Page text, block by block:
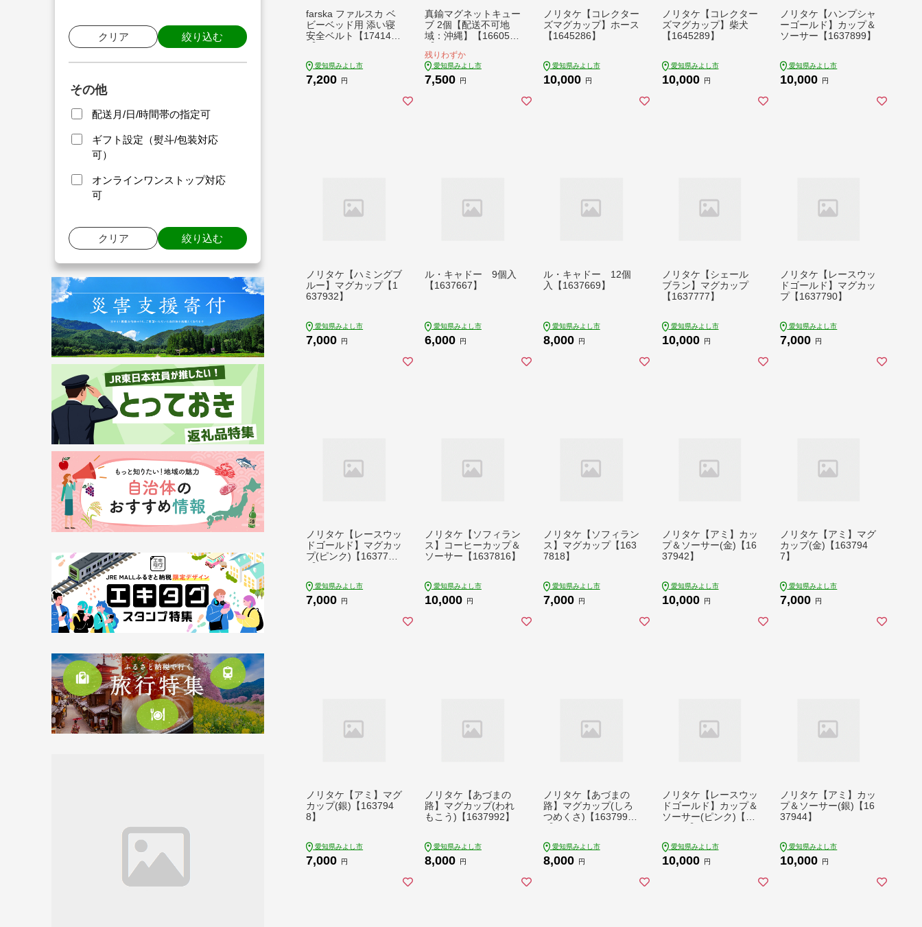
クリア 絞り込む
その他
配送月/日/時間帯の指定可
ギフト設定（熨斗/包装対応
可）
オンラインワンストップ対応
可
クリア 絞り込む
farska ファルスカ ベ
ビーベッド用 添い寝
安全ベルト【174141
愛知県みよし市
7,200 円
真鍮マグネットキュー
ブ 2個【配送不可地
域：沖縄】【166052
残りわずか
愛知県みよし市
7,500 円
ノリタケ【コレクター
ズマグカップ】ホース
【1645286】
愛知県みよし市
10,000 円
ノリタケ【コレクター
ズマグカップ】柴犬
【1645289】
愛知県みよし市
10,000 円
ノリタケ【ハンプシャ
ーゴールド】カップ＆
ソーサー【1637899】
愛知県みよし市
10,000 円
ノリタケ【ハミングブ
ルー】マグカップ【1
637932】
愛知県みよし市
7,000 円
ル・キャドー 9個入
【1637667】
愛知県みよし市
6,000 円
ル・キャドー 12個
入【1637669】
愛知県みよし市
8,000 円
ノリタケ【シェール
ブラン】マグカップ
【1637777】
愛知県みよし市
10,000 円
ノリタケ【レースウッ
ドゴールド】マグカッ
プ【1637790】
愛知県みよし市
7,000 円
ノリタケ【レースウッ
ドゴールド】マグカッ
プ(ピンク)【163779
愛知県みよし市
7,000 円
ノリタケ【ソフィラン
ス】コーヒーカップ＆
ソーサー【1637816】
愛知県みよし市
10,000 円
ノリタケ【ソフィラン
ス】マグカップ【163
7818】
愛知県みよし市
7,000 円
ノリタケ【アミ】カッ
プ＆ソーサー(金)【16
37942】
愛知県みよし市
10,000 円
ノリタケ【アミ】マグ
カップ(金)【163794
7】
愛知県みよし市
7,000 円
ノリタケ【アミ】マグ
カップ(銀)【163794
8】
愛知県みよし市
7,000 円
ノリタケ【あづまの
路】マグカップ(われ
もこう)【1637992】
愛知県みよし市
8,000 円
ノリタケ【あづまの
路】マグカップ(しろ
つめくさ)【163799
愛知県みよし市
8,000 円
ノリタケ【レースウッ
ドゴールド】カップ＆
ソーサー(ピンク)【16
愛知県みよし市
10,000 円
ノリタケ【アミ】カッ
プ＆ソーサー(銀)【16
37944】
愛知県みよし市
10,000 円